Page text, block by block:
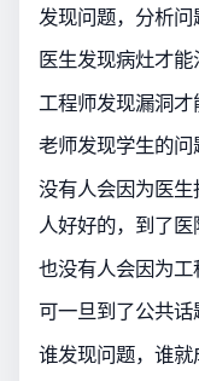
发现问题，分析问
医生发现病灶才能
工程师发现漏洞才
老师发现学生的问
没有人会因为医
人好好的，到了医
也没有人会因为工
可一旦到了公共话
谁发现问题，谁就